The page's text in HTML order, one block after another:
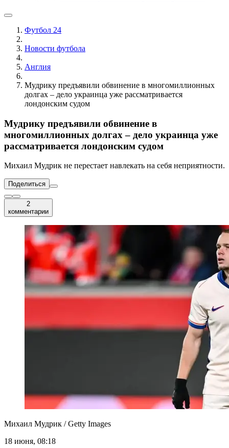
Футбол 24
Новости футбола
Англия
Мудрику предъявили обвинение в многомиллионных
долгах – дело украинца уже рассматривается
лондонским судом
Мудрику предъявили обвинение в
многомиллионных долгах – дело украинца уже
рассматривается лондонским судом
Михаил Мудрик не перестает навлекать на себя неприятности.
Поделиться
2
комментарии
Михаил Мудрик / Getty Images
18 июня, 08:18